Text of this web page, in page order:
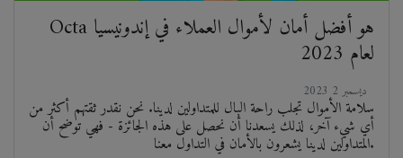
Octa هو أفضل أمان لأموال العملاء في إندونيسيا
لعام 2023
سلامة الأموال تجلب راحة البال للمتداولين لدينا. نحن نقدر ثقتهم أكثر من
أي شيء آخر، لذلك يسعدنا أن نحصل على هذه الجائزة - فهي توضح أن
المتداولين لدينا يشعرون بالأمان في التداول معنا.